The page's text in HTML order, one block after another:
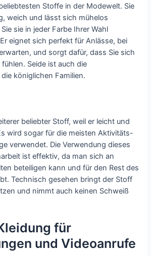
Stoffe in der Modewelt. Sie
weich und lässt sich mühelos
sie in jeder Farbe Ihrer Wahl
eignet sich perfekt für Anlässe, bei
und sorgt dafür, dass Sie sich
Seide ist auch die
königlichen Familien.
beliebter Stoff, weil er leicht und
wird sogar für die meisten Aktivitäts-
verwendet. Die Verwendung dieses
ist effektiv, da man sich an
beteiligen kann und für den Rest des
Technisch gesehen bringt der Stoff
und nimmt auch keinen Schweiß
für
und Videoanrufe